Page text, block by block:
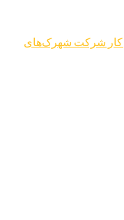
کار شرکت شهرک‌های